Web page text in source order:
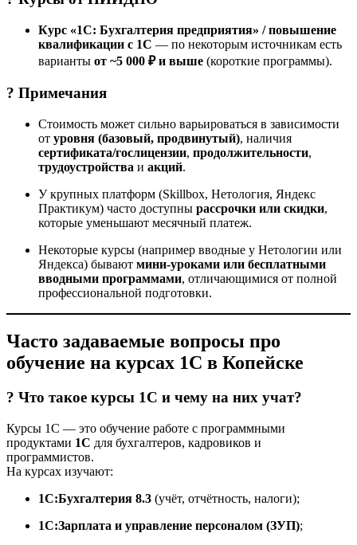
Курс «1С: Бухгалтерия предприятия» / повышение
квалификации с 1С — по некоторым источникам есть
варианты от ~5 000 ₽ и выше (короткие программы).
? Примечания
Стоимость может сильно варьироваться в зависимости
от уровня (базовый, продвинутый), наличия
сертификата/гослицензии, продолжительности,
трудоустройства и акций.
У крупных платформ (Skillbox, Нетология, Яндекс
Практикум) часто доступны рассрочки или скидки,
которые уменьшают месячный платеж.
Некоторые курсы (например вводные у Нетологии или
Яндекса) бывают мини-уроками или бесплатными
вводными программами, отличающимися от полной
профессиональной подготовки.
Часто задаваемые вопросы про
обучение на курсах 1С в Копейске
? Что такое курсы 1С и чему на них учат?
Курсы 1С — это обучение работе с программными
продуктами 1С для бухгалтеров, кадровиков и
программистов.
На курсах изучают:
1С:Бухгалтерия 8.3 (учёт, отчётность, налоги);
1С:Зарплата и управление персоналом (ЗУП);